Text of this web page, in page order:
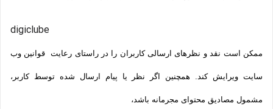
digiclube
ممکن است نقد و نظرهای ارسالی کاربران را در راستای رعایت قوانین وب
سایت ویرایش کند. همچنین اگر نظر یا پیام ارسال شده توسط کاربر،
مشمول مصادیق محتوای مجرمانه باشد،